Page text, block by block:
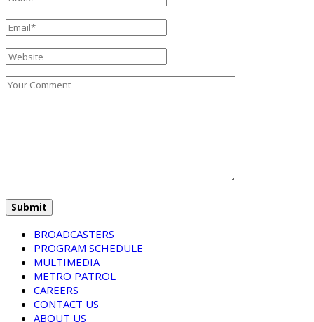
BROADCASTERS
PROGRAM SCHEDULE
MULTIMEDIA
METRO PATROL
CAREERS
CONTACT US
ABOUT US